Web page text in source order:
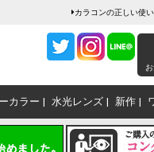
カラコンの正しい使
カラー 水光レンズ 新作